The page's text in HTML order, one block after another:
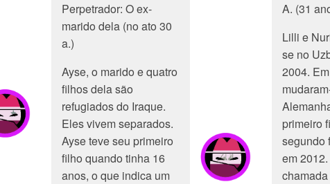
Perpetrador: O ex-
marido dela (no ato 30
a.)
Ayse, o marido e quatro
filhos dela são
refugiados do Iraque.
Eles vivem separados.
Ayse teve seu primeiro
filho quando tinha 16
anos, o que indica um
A. (31
Lilli e
se no
2004.
primeiro
segundo
em